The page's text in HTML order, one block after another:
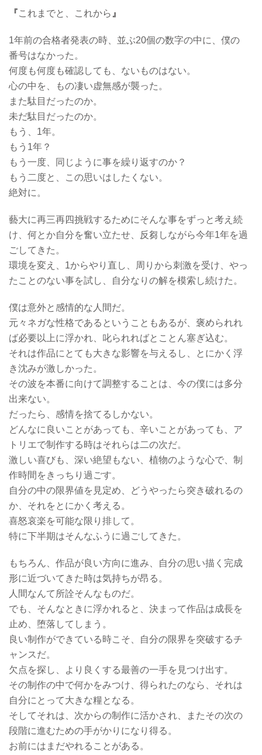
『これまでと、これから 』
1年前の合格者発表の時、並ぶ20個の数字の中に、僕の
番号はなかった。
何度も何度も確認しても、ないものはない。
心の中を、もの凄い虚無感が襲った。
また駄目だったのか。
未だ駄目だったのか。
もう、1年。
もう1年？
もう一度、同じように事を繰り返すのか？
もう二度と、この思いはしたくない。
絶対に。
藝大に再三再四挑戦するためにそんな事をずっと考え続
け、何とか自分を奮い立たせ、反芻しながら今年1年を過
ごしてきた。
環境を変え、1からやり直し、周りから刺激を受け、やっ
たことのない事を試し、自分なりの解を模索し続けた。
僕は意外と感情的な人間だ。
元々ネガな性格であるということもあるが、褒められれ
ば必要以上に浮かれ、叱られればとことん塞ぎ込む。
それは作品にとても大きな影響を与えるし、とにかく浮
き沈みが激しかった。
その波を本番に向けて調整することは、今の僕には多分
出来ない。
だったら、感情を捨てるしかない。
どんなに良いことがあっても、辛いことがあっても、ア
トリエで制作する時はそれらは二の次だ。
激しい喜びも、深い絶望もない、植物のような心で、制
作時間をきっちり過ごす。
自分の中の限界値を見定め、どうやったら突き破れるの
か、それをとにかく考える。
喜怒哀楽を可能な限り排して。
特に下半期はそんなふうに過ごしてきた。
もちろん、作品が良い方向に進み、自分の思い描く完成
形に近づいてきた時は気持ちが昂る。
人間なんて所詮そんなものだ。
でも、そんなときに浮かれると、決まって作品は成長を
止め、堕落してしまう。
良い制作ができている時こそ、自分の限界を突破するチ
ャンスだ。
欠点を探し、より良くする最善の一手を見つけ出す。
その制作の中で何かをみつけ、得られたのなら、それは
自分にとって大きな糧となる。
そしてそれは、次からの制作に活かされ、またその次の
段階に進むための手がかりになり得る。
お前にはまだやれることがある。